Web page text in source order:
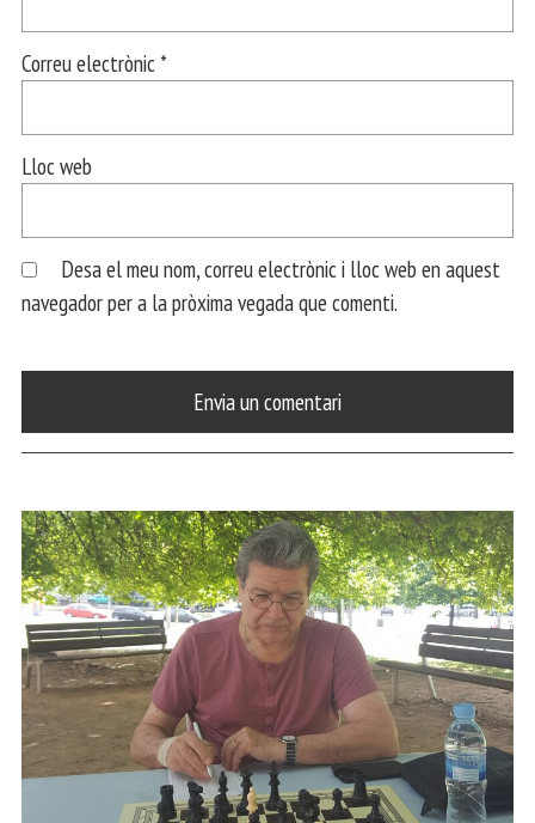
Correu electrònic *
Lloc web
Desa el meu nom, correu electrònic i lloc web en aquest
navegador per a la pròxima vegada que comenti.